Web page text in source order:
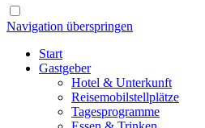
Navigation überspringen
Start
Gastgeber
Hotel & Unterkunft
Reisemobilstellplätze
Tagesprogramme